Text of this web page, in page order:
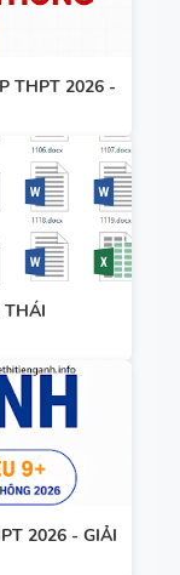
THPT 2026 -
THÁI
2026 - GIẢI